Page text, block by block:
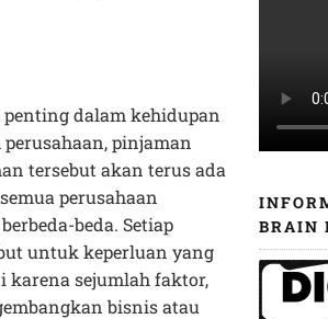
dalam kehidupan
pinjaman
tersebut akan terus ada
perusahaan
beda. Setiap
untuk keperluan yang
karena sejumlah faktor,
bisnis atau
BRAIN